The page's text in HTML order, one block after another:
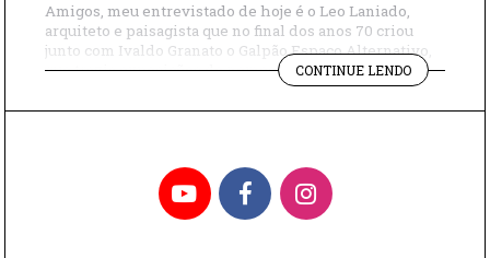
Amigos, meu entrevistado de hoje é o Leo Laniado,
arquiteto e paisagista que no final dos anos 70 criou
junto com Ivaldo Granato o Galpão Espaço Alternativo,
que trazia exposições de nomes como Helio Oiticica,
Tomie Ohtake, Lygia Clarke… Sua paixão por arte
permanece até hoje e agora ele tem uma novidade. Há
CONTINUE LENDO"LEO
LANIADO,
ARTE
YouTubeFacebookInstagram